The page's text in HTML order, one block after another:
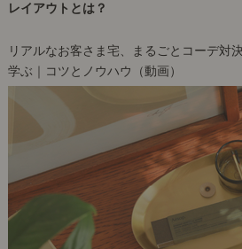
レイアウトとは？
リアルなお客さま宅、まるごとコーデ対決
学ぶ｜コツとノウハウ（動画）